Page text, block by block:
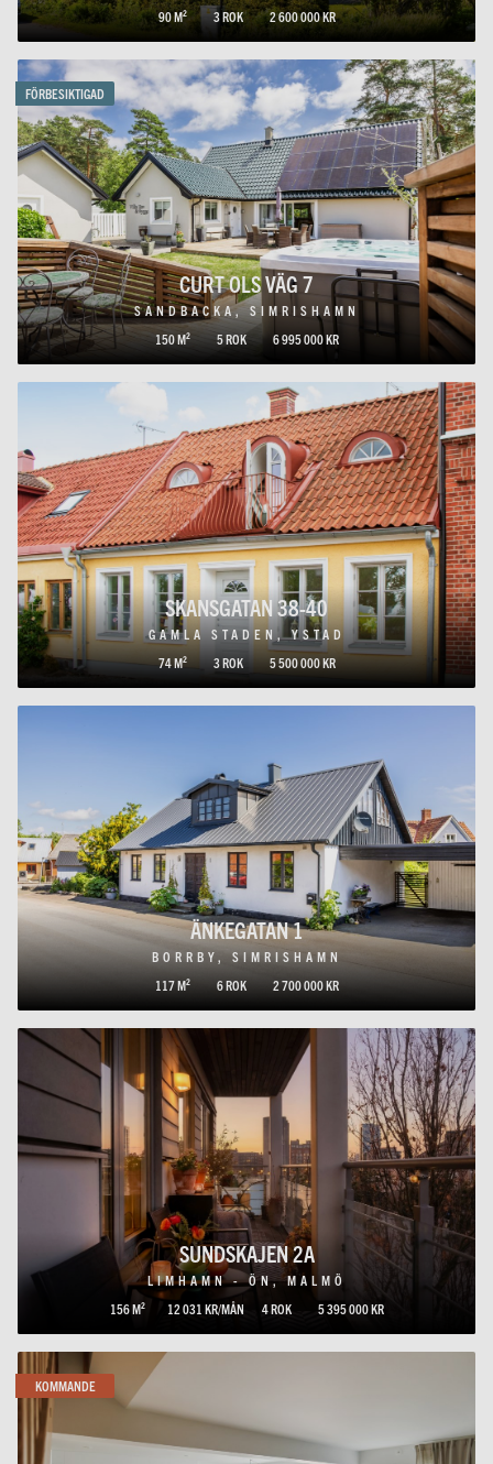
90 M² 3 ROK 2 600 000 KR
CURT OLS VÄG 7
SANDBACKA, SIMRISHAMN
150 M²
5 ROK 6 995 000 KR
FÖRBESIKTIGAD
SKANSGATAN 38-40
GAMLA STADEN, YSTAD
74 M²
3 ROK 5 500 000 KR
ÄNKEGATAN 1
BORRBY, SIMRISHAMN
117 M²
6 ROK 2 700 000 KR
SUNDSKAJEN 2A
LIMHAMN - ÖN, MALMÖ
156 M²
12 031 KR/MÅN 4 ROK 5 395 000 KR
KOMMANDE